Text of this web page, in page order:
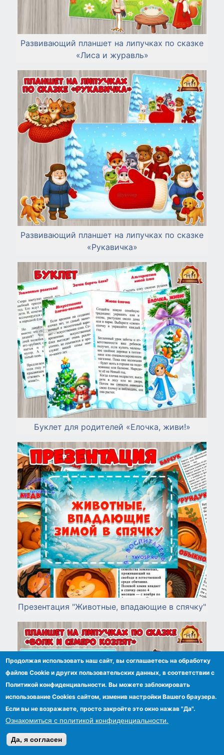
Развивающий планшет на липучках по сказке
«Лиса и журавль»
Развивающий планшет на липучках по сказке
«Рукавичка»
Буклет для родителей «Елочка, живи!»
Презентация "Животные, впадающие в спячку"
Продолжая использовать наш сайт, вы соглашаетесь на обработку
файлов Сookie и других пользовательских данных, в соответствии с
Политикой конфиденциальности. Вы можете заблокировать
использование Cookies сайтом, изменив настройки Вашего браузера.
Если вы не возражаете, просто закройте это окно нажав "Да".
Ознакомиться с политикой конфиденциальности.
Да, я согласен